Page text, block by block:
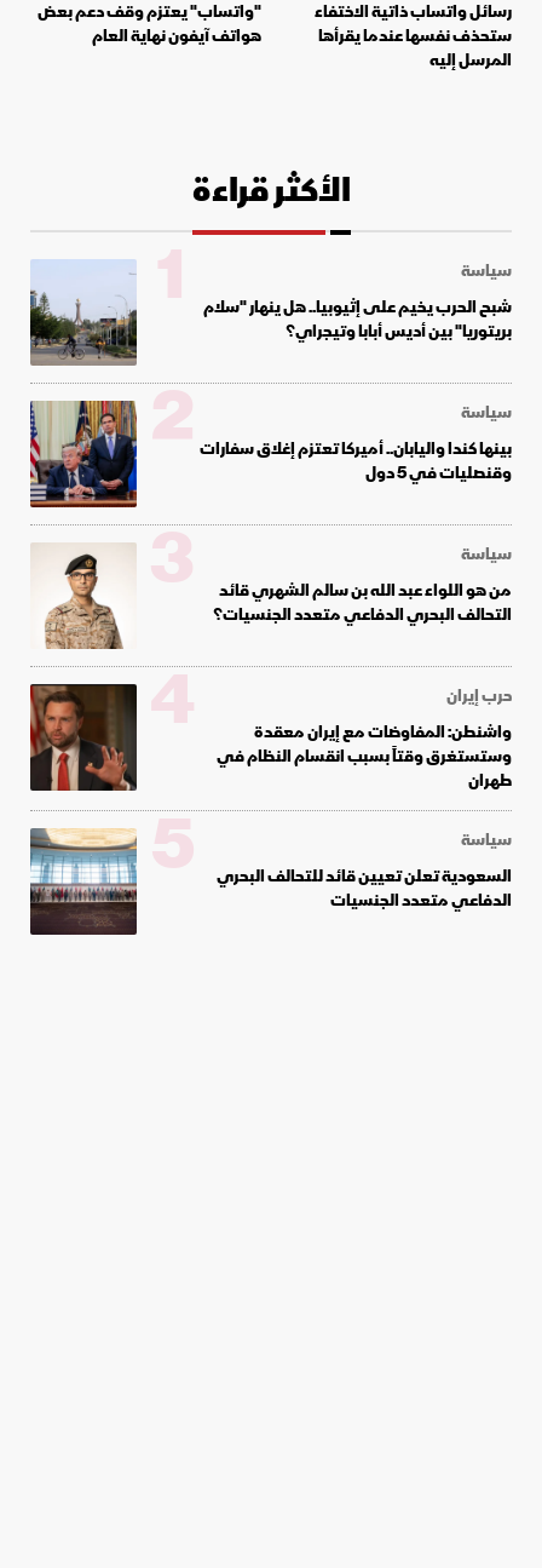
رسائل واتساب ذاتية الاختفاء
ستحذف نفسها عندما يقرأها
المرسل إليه
"واتساب" يعتزم وقف دعم بعض
هواتف آيفون نهاية العام
الأكثر قراءة
سياسة
شبح الحرب يخيم على إثيوبيا.. هل ينهار "سلام
بريتوريا" بين أديس أبابا وتيجراي؟
1
سياسة
بينها كندا واليابان.. أميركا تعتزم إغلاق سفارات
وقنصليات في 5 دول
2
سياسة
من هو اللواء عبد الله بن سالم الشهري قائد
التحالف البحري الدفاعي متعدد الجنسيات؟
3
حرب إيران
واشنطن: المفاوضات مع إيران معقدة
وستستغرق وقتاً بسبب انقسام النظام في
طهران
4
سياسة
السعودية تعلن تعيين قائد للتحالف البحري
الدفاعي متعدد الجنسيات
5